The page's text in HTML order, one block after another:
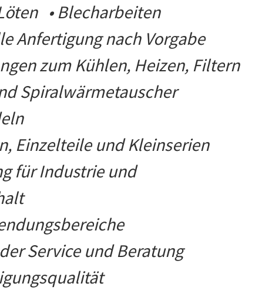
• Blecharbeiten
Anfertigung nach Vorgabe
zum Kühlen, Heizen, Filtern
Spiralwärmetauscher
Einzelteile und Kleinserien
für Industrie und
Service und Beratung
qualität